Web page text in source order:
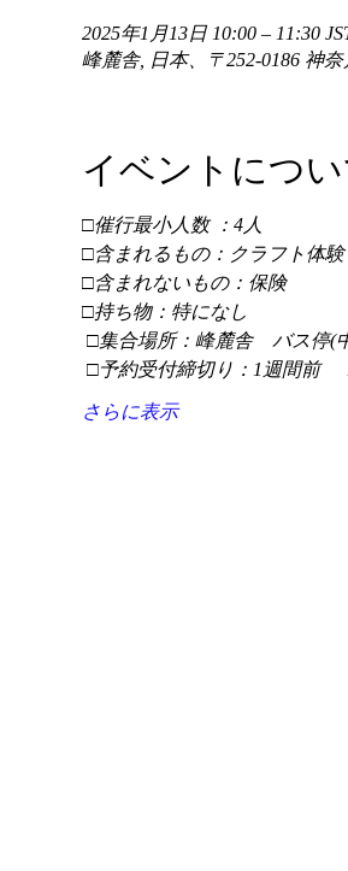
2025年1月13日 10:00 – 11:30
峰麓舎, 日本、〒252-0186 神
イベントについ
□催行最小人数 ：4人
□含まれるもの：クラフト体験
□含まれないもの：保険
□持ち物：特になし
□集合場所：峰麓舎　バス停(
□予約受付締切り：1週間前
さらに表示